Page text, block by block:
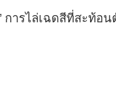
การไล่เฉดสีที่สะท้อ